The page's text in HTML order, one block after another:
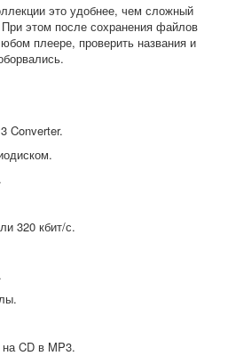
это удобнее, чем сложный
этом после сохранения файлов
плеере, проверить названия и
Converter.
320 кбит/с.
CD в MP3.